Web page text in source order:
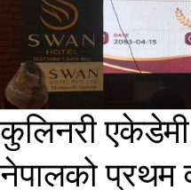
कुलिनरी
नेपालको प्रथम